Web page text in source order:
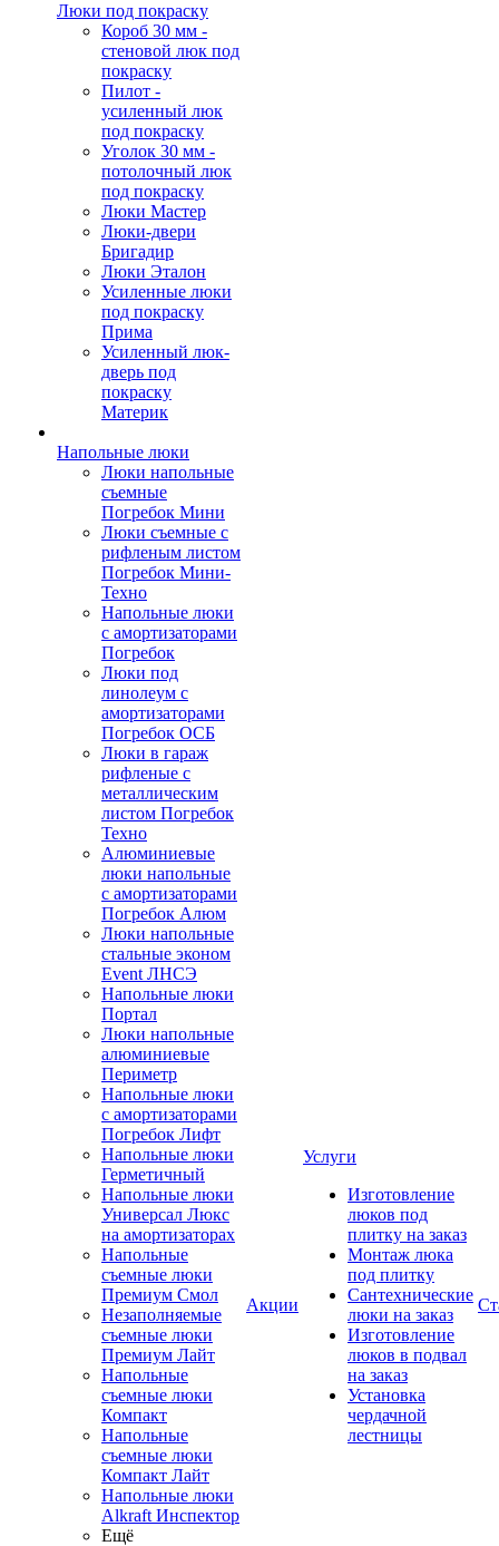
Люки под покраску
Короб 30 мм -
стеновой люк под
покраску
Пилот -
усиленный люк
под покраску
Уголок 30 мм -
потолочный люк
под покраску
Люки Мастер
Люки-двери
Бригадир
Люки Эталон
Усиленные люки
под покраску
Прима
Усиленный люк-
дверь под
покраску
Материк
Напольные люки
Люки напольные
съемные
Погребок Мини
Люки съемные с
рифленым листом
Погребок Мини-
Техно
Напольные люки
с амортизаторами
Погребок
Люки под
линолеум с
амортизаторами
Погребок ОСБ
Люки в гараж
рифленые с
металлическим
листом Погребок
Техно
Алюминиевые
люки напольные
с амортизаторами
Погребок Алюм
Люки напольные
стальные эконом
Event ЛНСЭ
Напольные люки
Портал
Люки напольные
алюминиевые
Периметр
Напольные люки
с амортизаторами
Погребок Лифт
Напольные люки
Герметичный
Напольные люки
Универсал Люкс
на амортизаторах
Напольные
съемные люки
Премиум Смол
Незаполняемые
съемные люки
Премиум Лайт
Напольные
съемные люки
Компакт
Напольные
съемные люки
Компакт Лайт
Напольные люки
Alkraft Инспектор
Ещё
Акции
Услуги
Изготовление
люков под
плитку на заказ
Монтаж люка
под плитку
Сантехнические
люки на заказ
Изготовление
люков в подвал
на заказ
Установка
чердачной
лестницы